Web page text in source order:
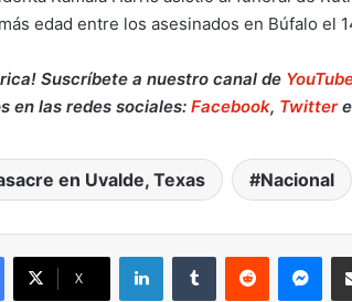
edad entre los asesinados en Búfalo el
Suscríbete a nuestro canal de
en las redes sociales: Facebook, Twittere
en Uvalde, Texas Nacional
X
Retiran
botulismo
hacer si
línea
Muere a